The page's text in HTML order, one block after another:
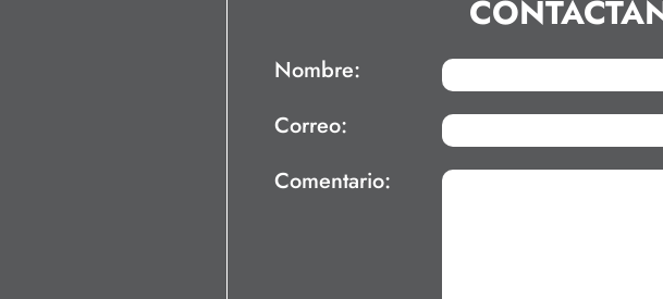
Nombre:
Correo:
Comentario: